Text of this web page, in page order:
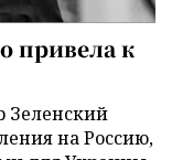
привела к
Зеленский
на Россию,